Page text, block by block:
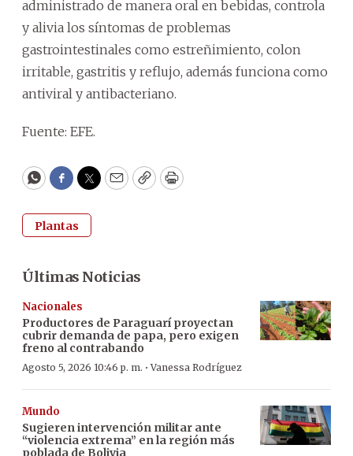
administrado de manera oral en bebidas, controla
y alivia los síntomas de problemas
gastrointestinales como estreñimiento, colon
irritable, gastritis y reflujo, además funciona como
antiviral y antibacteriano.
Fuente: EFE.
WhatsApp
Facebook
Twitter
EmailCopyPrint
Plantas
Últimas Noticias
Nacionales
Productores de Paraguarí proyectan
cubrir demanda de papa, pero exigen
freno al contrabando
Agosto 5, 2026 10:46 p. m. ·Vanessa Rodríguez
Mundo
Sugieren intervención militar ante
“violencia extrema” en la región más
poblada de Bolivia